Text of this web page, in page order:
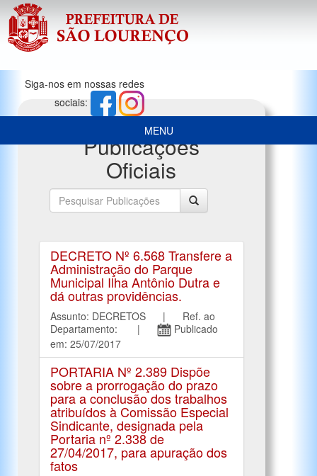
Siga-nos em nossas redes
sociais:
MENU
Publicações
Oficiais
DECRETO Nº 6.568 Transfere a
Administração do Parque
Municipal Ilha Antônio Dutra e
dá outras providências.
Assunto: DECRETOS | Ref. ao
Departamento: |
Publicado
em: 25/07/2017
PORTARIA Nº 2.389 Dispõe
sobre a prorrogação do prazo
para a conclusão dos trabalhos
atribuídos à Comissão Especial
Sindicante, designada pela
Portaria nº 2.338 de
27/04/2017, para apuração dos
fatos